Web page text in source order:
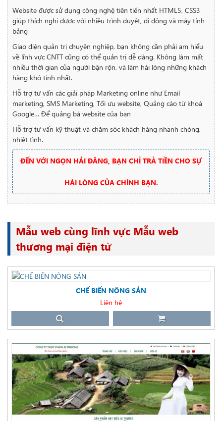
Website được sử dụng công nghệ tiên tiến nhất HTML5, CSS3
giúp thích nghi được với nhiều trình duyệt, di động và máy tính
bảng
Giao diện quản trị chuyên nghiệp, bạn không cần phải am hiểu
về lĩnh vực CNTT cũng có thể quản trị dễ dàng. Không làm mất
nhiều thời gian của người bận rộn, và làm hài lòng những khách
hàng khó tính nhất.
Hỗ trợ tư vấn các giải pháp Marketing online như Email
marketing, SMS Marketing, Tối ưu website, Quảng cáo từ khoá
Google… Để quảng bá website của bạn
Hỗ trợ tư vấn kỹ thuật và chăm sóc khách hàng nhanh chóng,
nhiệt tình.
ĐẾN VỚI NGỌN HẢI ĐĂNG, BẠN CHỈ TRẢ TIỀN CHO SỰ
HÀI LÒNG CỦA CHÍNH BẠN.
Mẫu web cùng lĩnh vực Mẫu web
thương mại điện tử
CHẾ BIẾN NÔNG SẢN
Liên hệ